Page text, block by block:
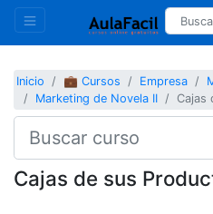
Inicio 💼 Cursos Empresa
Marketing de Novela II
Cajas
Cajas de sus